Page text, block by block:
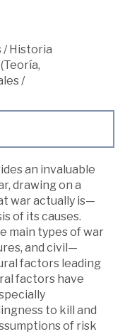
/Historia
/
an invaluable
drawing on a
war actually is—
of its causes.
main types of war
and civil—
factors leading
factors have
to kill and
of risk